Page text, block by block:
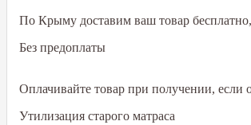
По Крыму доставим ваш товар
Без предоплаты
Оплачивайте товар при получении, если
Утилизация старого матраса